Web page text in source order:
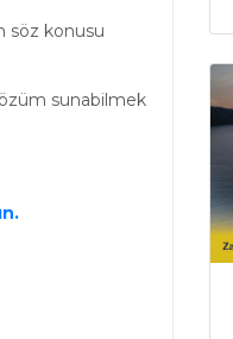
söz konusu
sunabilmek